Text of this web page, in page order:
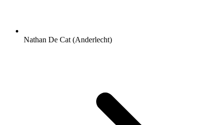
Nathan De Cat (Anderlecht)